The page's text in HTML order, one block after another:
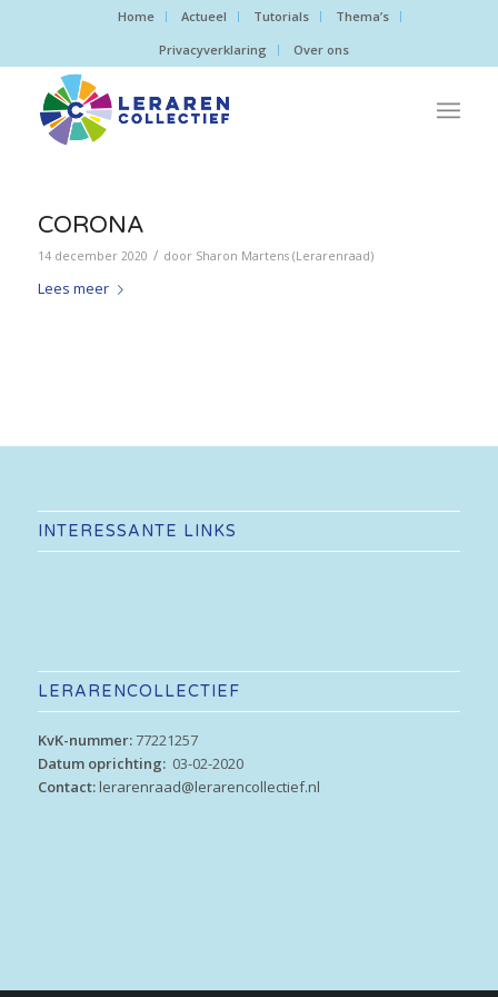
Home Actueel Tutorials
Thema’s
Privacyverklaring
Over ons
CORONA
14 december 2020 / door Sharon Martens (Lerarenraad)
Lees meer
INTERESSANTE LINKS
LERARENCOLLECTIEF
KvK-nummer:77221257
Datum oprichting: 03-02-2020
Contact: lerarenraad@lerarencollectief.nl